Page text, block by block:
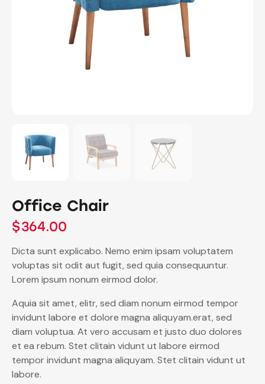
Office Chair
$364.00
Dicta sunt explicabo. Nemo enim ipsam voluptatem
voluptas sit odit aut fugit, sed quia consequuntur.
Lorem ipsum nonum eirmod dolor.
Aquia sit amet, elitr, sed diam nonum eirmod tempor
invidunt labore et dolore magna aliquyam.erat, sed
diam voluptua. At vero accusam et justo duo dolores
et ea rebum. Stet clitain vidunt ut labore eirmod
tempor invidunt magna aliquyam. Stet clitain vidunt ut
labore.